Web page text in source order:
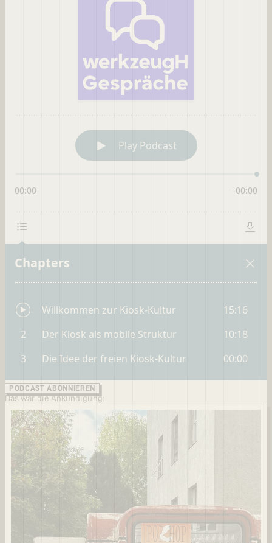
PODCAST ABONNIEREN
Das war die Ankündigung: